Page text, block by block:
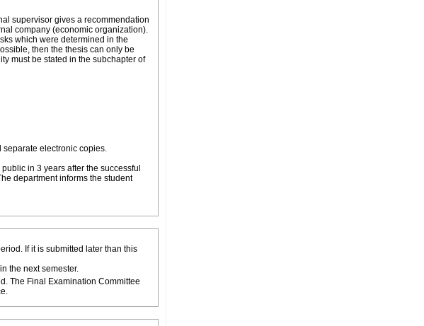
supervisor gives a recommendation
company (economic organization).
which were determined in the
then the thesis can only be
must be stated in the subchapter of
separate electronic copies.
in 3 years after the successful
department informs the student
If it is submitted later than this
the next semester.
The Final Examination Committee